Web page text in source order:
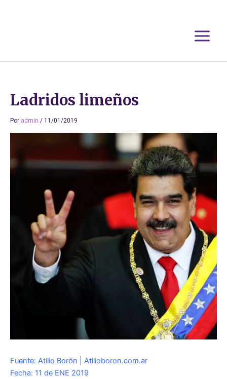
Ladridos limeños
Por admin / 11/01/2019
Fuente: Atilio Borón | Atilioboron.com.ar
Fecha: 11 de ENE 2019